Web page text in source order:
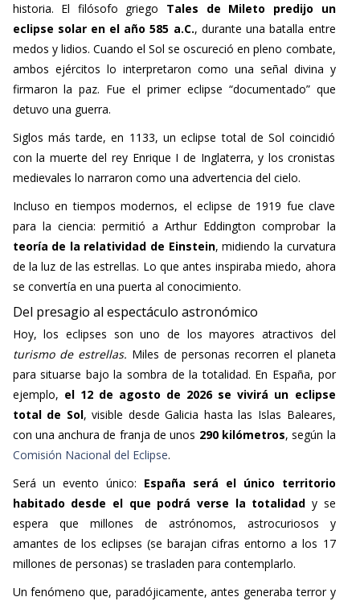
historia. El filósofo griego Tales de Mileto predijo un
eclipse solar en el año 585 a.C., durante una batalla entre
medos y lidios. Cuando el Sol se oscureció en pleno combate,
ambos ejércitos lo interpretaron como una señal divina y
firmaron la paz. Fue el primer eclipse “documentado” que
detuvo una guerra.
Siglos más tarde, en 1133, un eclipse total de Sol coincidió
con la muerte del rey Enrique I de Inglaterra, y los cronistas
medievales lo narraron como una advertencia del cielo.
Incluso en tiempos modernos, el eclipse de 1919 fue clave
para la ciencia: permitió a Arthur Eddington comprobar la
teoría de la relatividad de Einstein, midiendo la curvatura
de la luz de las estrellas. Lo que antes inspiraba miedo, ahora
se convertía en una puerta al conocimiento.
Del presagio al espectáculo astronómico
Hoy, los eclipses son uno de los mayores atractivos del
turismo de estrellas. Miles de personas recorren el planeta
para situarse bajo la sombra de la totalidad. En España, por
ejemplo, el 12 de agosto de 2026 se vivirá un eclipse
total de Sol, visible desde Galicia hasta las Islas Baleares,
con una anchura de franja de unos 290 kilómetros, según la
Comisión Nacional del Eclipse.
Será un evento único: España será el único territorio
habitado desde el que podrá verse la totalidad y se
espera que millones de astrónomos, astrocuriosos y
amantes de los eclipses (se barajan cifras entorno a los 17
millones de personas) se trasladen para contemplarlo.
Un fenómeno que, paradójicamente, antes generaba terror y